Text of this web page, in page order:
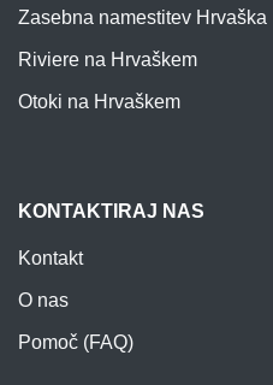
Zasebna namestitev Hrvaška
Riviere na Hrvaškem
Otoki na Hrvaškem
KONTAKTIRAJ NAS
Kontakt
O nas
Pomoč (FAQ)